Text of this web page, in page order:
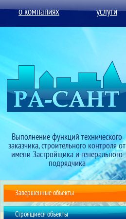
о компаниях услуги
Выполнение функций технического
заказчика, строительного контроля от
имени Застройщика и генерального
подрядчика
Завершенные объекты
Строящиеся объекты